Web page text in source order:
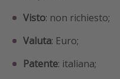
Visto: non richiesto;
Valuta: Euro;
Patente: italiana;